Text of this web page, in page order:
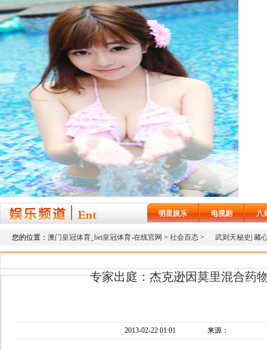
明星娱乐 电视剧 八
您的位置： 澳门皇冠体育_bet皇冠体育-在线官网 > 社会百态 > 武则天秘史 藏
专家出庭：杰克逊因莫里混合药
2013-02-22 01:01 来源：